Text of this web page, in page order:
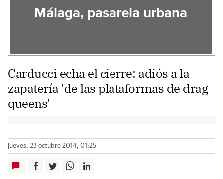
Málaga, pasarela urbana
Carducci echa el cierre: adiós a la
zapatería 'de las plataformas de drag
queens'
jueves, 23 octubre 2014, 01:25